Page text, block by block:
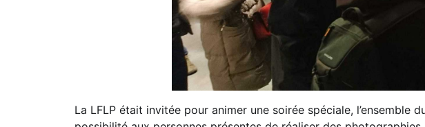
La LFLP était invitée pour animer une soirée spéciale,